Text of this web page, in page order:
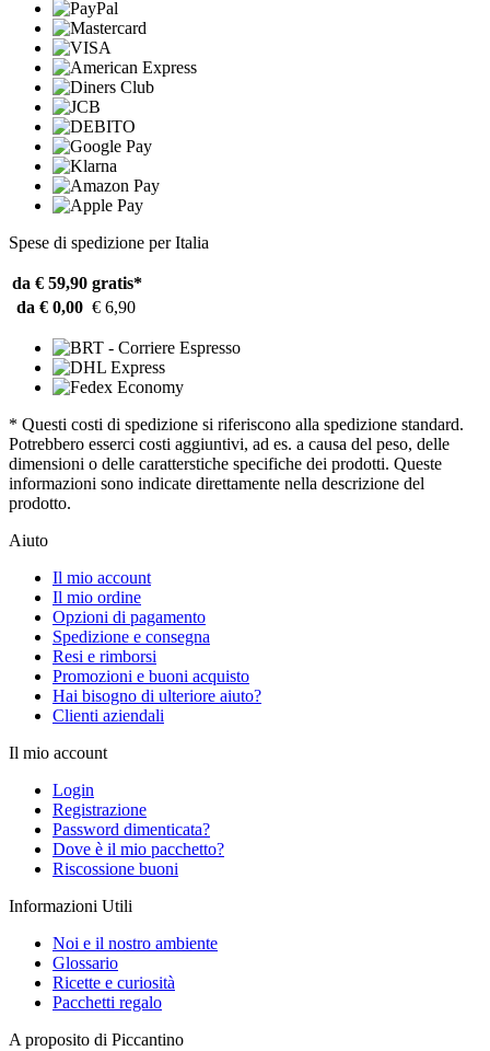
Spese di spedizione per Italia
da € 59,90 gratis*
da € 0,00 € 6,90
* Questi costi di spedizione si riferiscono alla spedizione standard.
Potrebbero esserci costi aggiuntivi, ad es. a causa del peso, delle
dimensioni o delle caratterstiche specifiche dei prodotti. Queste
informazioni sono indicate direttamente nella descrizione del
prodotto.
Aiuto
Il mio account
Il mio ordine
Opzioni di pagamento
Spedizione e consegna
Resi e rimborsi
Promozioni e buoni acquisto
Hai bisogno di ulteriore aiuto?
Clienti aziendali
Il mio account
Login
Registrazione
Password dimenticata?
Dove è il mio pacchetto?
Riscossione buoni
Informazioni Utili
Noi e il nostro ambiente
Glossario
Ricette e curiosità
Pacchetti regalo
A proposito di Piccantino